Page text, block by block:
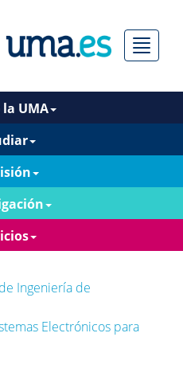
Menú
la UMA
Ingeniería de
Electrónicos para